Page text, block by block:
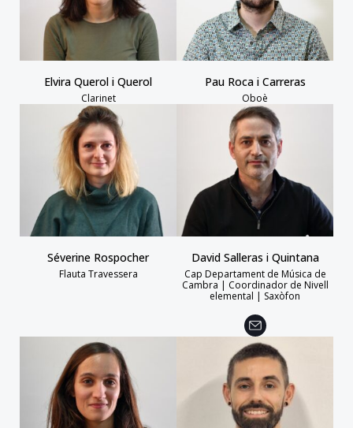
Elvira Querol i Querol
Clarinet
Pau Roca i Carreras
Oboè
Séverine Rospocher
Flauta Travessera
David Salleras i Quintana
Cap Departament de Música de
Cambra | Coordinador de Nivell
elemental | Saxòfon